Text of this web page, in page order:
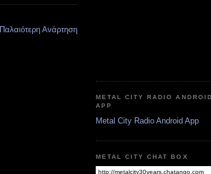
Παλαιότερη Ανάρτηση
METAL CITY RADIO ANDROID
APP
Metal City Radio Android App
METAL CITY CHAT BOX